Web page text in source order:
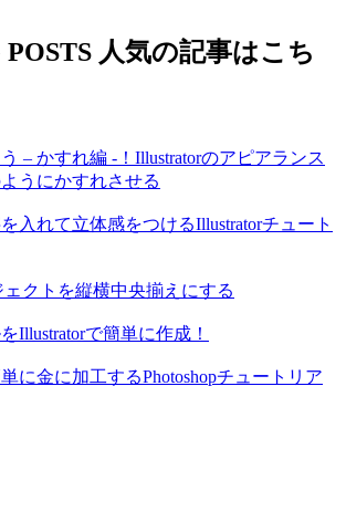
人気の記事はこち
– かすれ編 -！Illustratorのアピアランス
うにかすれさせる
入れて立体感をつけるIllustratorチュート
ェクトを縦横中央揃えにする
Illustratorで簡単に作成！
に金に加工するPhotoshopチュートリア